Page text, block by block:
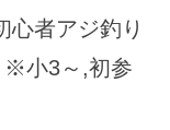
心者アジ釣り
※小3～,初参